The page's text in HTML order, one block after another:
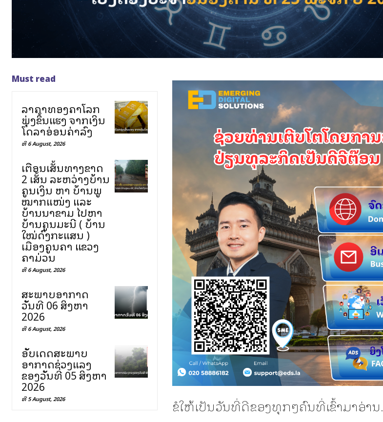
Must read
ລາຄາທອງຄຳໂລກ
ພຸ່ງຂຶ້ນແຮງ ຈາກເງິນ
ໂດລາອ່ອນຄ່າລົງ
ທີ 6 August, 2026
ເຕືອນເສັ້ນທາງຂາດ
2 ເສັ້ນ ລະຫວ່າງບ້ານ
ຄູນເງິນ ຫາ ບ້ານພູ
ໝາກແໜ່ງ ແລະ
ບ້ານນາຂາມ ໄປຫາ
ບ້ານຄູນມະນີ ( ບ້ານ
ໃໝ່ດົງກະແສນ )
ເມືອງຄູນຄຳ ແຂວງ
ຄຳມ່ວນ
ທີ 6 August, 2026
ສະພາບອາກາດ
ວັນທີ 06 ສິງຫາ
2026
ທີ 6 August, 2026
ອັບເດດສະພາບ
ອາກາດຊ່ວງແລງ
ຂອງວັນທີ 05 ສິງຫາ
2026
ທີ 5 August, 2026 ຂໍໃຫ້ເປັນວັນທີ່ດີຂອງທຸກໆຄົນທີ່ເຂົ້າມາອ່ານ.